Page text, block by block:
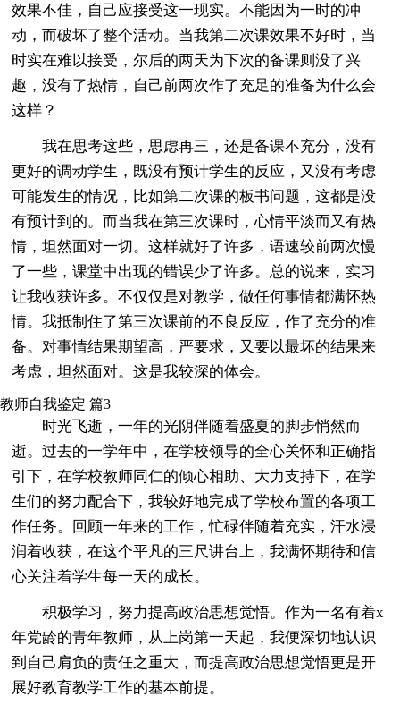
效果不佳，自己应接受这一现实。不能因为一时的冲
动，而破坏了整个活动。当我第二次课效果不好时，当
时实在难以接受，尔后的两天为下次的备课则没了兴
趣，没有了热情，自己前两次作了充足的准备为什么会
这样？
我在思考这些，思虑再三，还是备课不充分，没有
更好的调动学生，既没有预计学生的反应，又没有考虑
可能发生的情况，比如第二次课的板书问题，这都是没
有预计到的。而当我在第三次课时，心情平淡而又有热
情，坦然面对一切。这样就好了许多，语速较前两次慢
了一些，课堂中出现的错误少了许多。总的说来，实习
让我收获许多。不仅仅是对教学，做任何事情都满怀热
情。我抵制住了第三次课前的不良反应，作了充分的准
备。对事情结果期望高，严要求，又要以最坏的结果来
考虑，坦然面对。这是我较深的体会。
教师自我鉴定 篇3
时光飞逝，一年的光阴伴随着盛夏的脚步悄然而
逝。过去的一学年中，在学校领导的全心关怀和正确指
引下，在学校教师同仁的倾心相助、大力支持下，在学
生们的努力配合下，我较好地完成了学校布置的各项工
作任务。回顾一年来的工作，忙碌伴随着充实，汗水浸
润着收获，在这个平凡的三尺讲台上，我满怀期待和信
心关注着学生每一天的成长。
积极学习，努力提高政治思想觉悟。作为一名有着x
年党龄的青年教师，从上岗第一天起，我便深切地认识
到自己肩负的责任之重大，而提高政治思想觉悟更是开
展好教育教学工作的基本前提。